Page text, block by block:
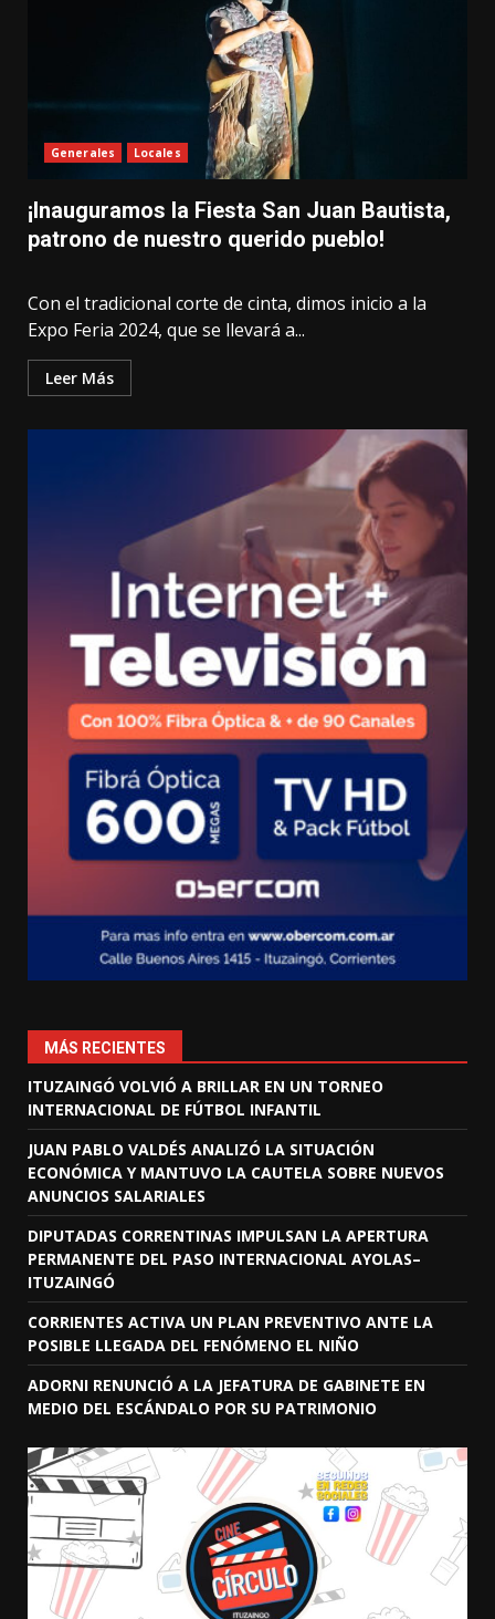
Generales Locales
¡Inauguramos la Fiesta San Juan Bautista,
patrono de nuestro querido pueblo!
Con el tradicional corte de cinta, dimos inicio a la
Expo Feria 2024, que se llevará a...
Leer Más
MÁS RECIENTES
ITUZAINGÓ VOLVIÓ A BRILLAR EN UN TORNEO
INTERNACIONAL DE FÚTBOL INFANTIL
JUAN PABLO VALDÉS ANALIZÓ LA SITUACIÓN
ECONÓMICA Y MANTUVO LA CAUTELA SOBRE NUEVOS
ANUNCIOS SALARIALES
DIPUTADAS CORRENTINAS IMPULSAN LA APERTURA
PERMANENTE DEL PASO INTERNACIONAL AYOLAS–
ITUZAINGÓ
CORRIENTES ACTIVA UN PLAN PREVENTIVO ANTE LA
POSIBLE LLEGADA DEL FENÓMENO EL NIÑO
ADORNI RENUNCIÓ A LA JEFATURA DE GABINETE EN
MEDIO DEL ESCÁNDALO POR SU PATRIMONIO